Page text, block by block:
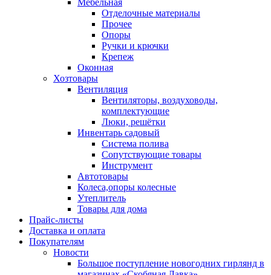
Мебельная
Отделочные материалы
Прочее
Опоры
Ручки и крючки
Крепеж
Оконная
Хозтовары
Вентиляция
Вентиляторы, воздуховоды,
комплектующие
Люки, решётки
Инвентарь садовый
Система полива
Сопутствующие товары
Инструмент
Автотовары
Колеса,опоры колесные
Утеплитель
Товары для дома
Прайс-листы
Доставка и оплата
Покупателям
Новости
Большое поступление новогодних гирлянд в